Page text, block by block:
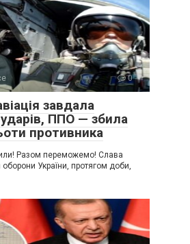
0
завдала
ППО — збила
противника
Разом переможемо! Слава
оборони України, протягом доби,